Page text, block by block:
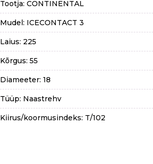
Tootja: CONTINENTAL
Mudel: ICECONTACT 3
Laius: 225
Kõrgus: 55
Diameeter: 18
Tüüp: Naastrehv
Kiirus/koormusindeks: T/102